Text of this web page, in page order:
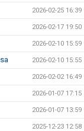
2026-02-25 16:39
2026-02-17 19:50
2026-02-10 15:59
2026-02-10 15:55
2026-02-02 16:49
2026-01-07 17:15
2026-01-07 13:59
2025-12-23 12:58